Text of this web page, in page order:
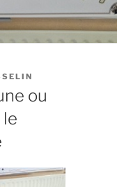
ou